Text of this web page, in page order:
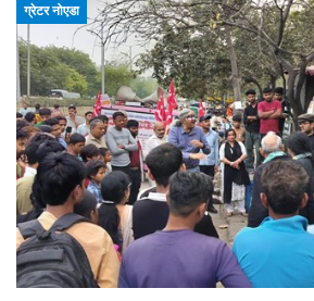
ग्रेटर नोएडा